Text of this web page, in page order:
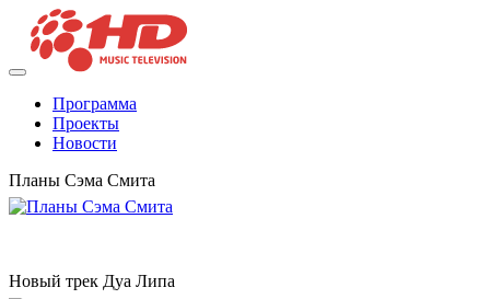
Программа
Проекты
Новости
Планы Сэма Смита
Новый трек Дуа Липа